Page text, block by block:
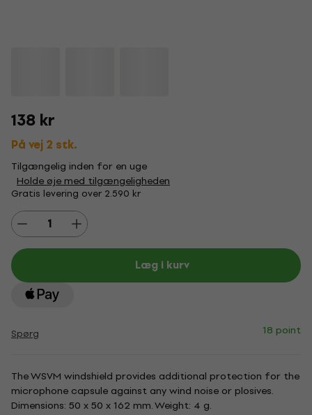
138 kr
På vej 2 stk.
Tilgængelig inden for en uge
Holde øje med tilgængeligheden
Gratis levering over 2.590 kr
Læg i kurv
Spørg 18 point
The WSVM windshield provides additional protection for the
microphone capsule against any wind noise or plosives.
Dimensions: 50 x 50 x 162 mm. Weight: 4 g.